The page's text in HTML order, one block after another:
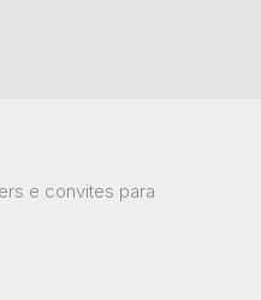
e convites para